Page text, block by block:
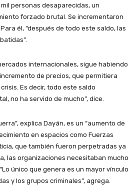
personas desaparecidas, un
forzado brutal. Se incrementaron
él, “después de todo este saldo, las
internacionales, sigue habiendo
de precios, que permitiera
Es decir, todo este saldo
no ha servido de mucho”, dice.
explica Dayán, es un “aumento de
en espacios como Fuerzas
que también fueron perpetradas ya
las organizaciones necesitaban mucho
único que genera es un mayor vínculo
y los grupos criminales”, agrega.